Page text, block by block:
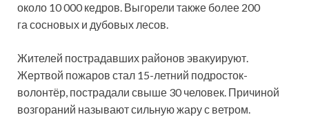
около 10 000 кедров. Выгорели также более 200
га сосновых и дубовых лесов.
Жителей пострадавших районов эвакуируют.
Жертвой пожаров стал 15-летний подросток-
волонтёр, пострадали свыше 30 человек. Причиной
возгораний называют сильную жару с ветром.